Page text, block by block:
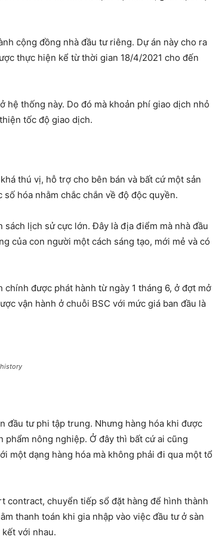
cộng đồng nhà đầu tư riêng. Dự án này cho ra
thực hiện kể từ thời gian 18/4/2021 cho đến
hệ thống này. Do đó mà khoản phí giao dịch nhỏ
tốc độ giao dịch.
thú vị, hỗ trợ cho bên bán và bất cứ một sản
hóa nhằm chắc chắn về độ độc quyền.
lịch sử cực lớn. Đây là địa điểm mà nhà đầu
của con người một cách sáng tạo, mới mẻ và có
được phát hành từ ngày 1 tháng 6, ở đợt mở
vận hành ở chuỗi BSC với mức giá ban đầu là
đầu tư phi tập trung. Nhưng hàng hóa khi được
nông nghiệp. Ở đây thì bất cứ ai cũng
một dạng hàng hóa mà không phải đi qua một tổ
contract, chuyển tiếp sổ đặt hàng để hình thành
thanh toán khi gia nhập vào việc đầu tư ở sàn
kết với nhau.